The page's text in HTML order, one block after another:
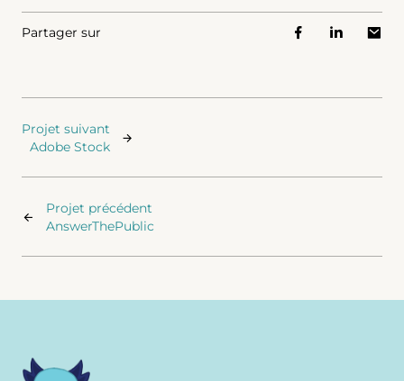
Partager sur
Projet précédent
AnswerThePublic
Projet suivant
Adobe Stock